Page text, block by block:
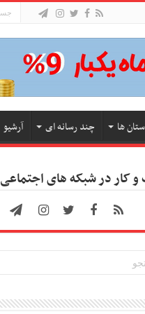
ها چند رسانه ای آرشیو
کار در شبکه های اجتماعی